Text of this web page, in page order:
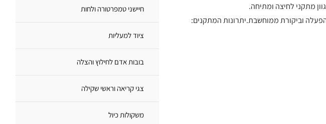
מתקני לחיצה ומתיחה.
וביקורת ממוחשבת.יתרונות המתקנים:
חיישני טמפרטורה ולחות
ציוד למעליות
בובות אדם לחילוץ והצלה
צגי קריאה וראשי שקילה
משקולות כיול